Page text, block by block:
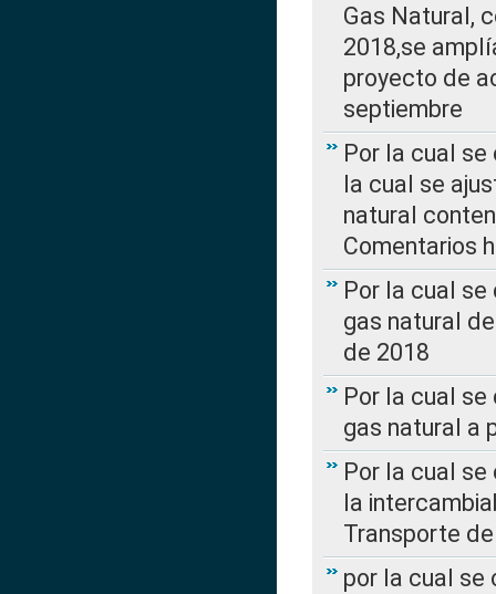
Gas Natural,
2018,se
proyecto de
septiembre
Por la cual se
la cual se
natural
Comentarios
Por la cual
gas natural
de 2018
Por la cual
gas natural a
Por la cual
la
Transporte
por la cual se